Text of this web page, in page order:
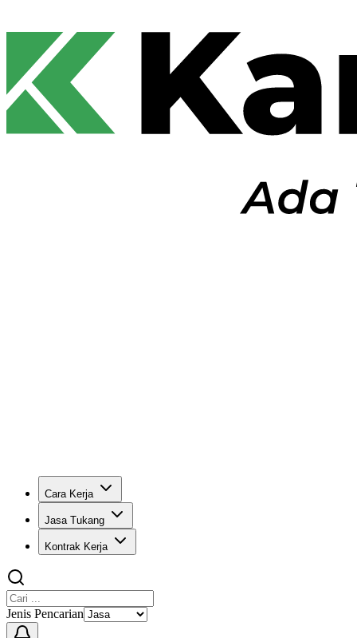
Cara Kerja
Jasa Tukang
Kontrak Kerja
Jenis Pencarian